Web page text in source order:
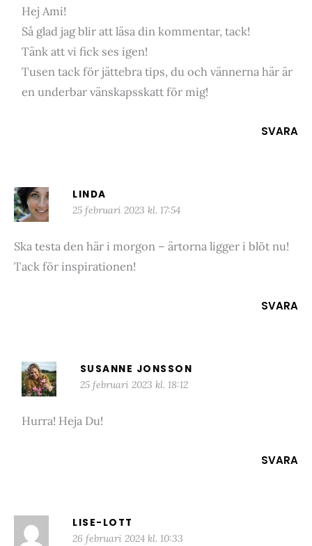
Hej Ami!
Så glad jag blir att läsa din kommentar, tack!
Tänk att vi fick ses igen!
Tusen tack för jättebra tips, du och vännerna här är
en underbar vänskapsskatt för mig!
SVARA
LINDA
25 februari 2023 kl. 17:54
Ska testa den här i morgon – ärtorna ligger i blöt nu!
Tack för inspirationen!
SVARA
SUSANNE JONSSON
25 februari 2023 kl. 18:12
Hurra! Heja Du!
SVARA
LISE-LOTT
26 februari 2024 kl. 10:33